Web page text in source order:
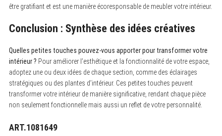
être gratifiant et est une manière écoresponsable de meubler votre intérieur.
Conclusion : Synthèse des idées créatives
Quelles petites touches pouvez-vous apporter pour transformer votre
intérieur ? Pour améliorer l’esthétique et la fonctionnalité de votre espace,
adoptez une ou deux idées de chaque section, comme des éclairages
stratégiques ou des plantes d’intérieur. Ces petites touches peuvent
transformer votre intérieur de manière significative, rendant chaque pièce
non seulement fonctionnelle mais aussi un reflet de votre personnalité.
ART.1081649